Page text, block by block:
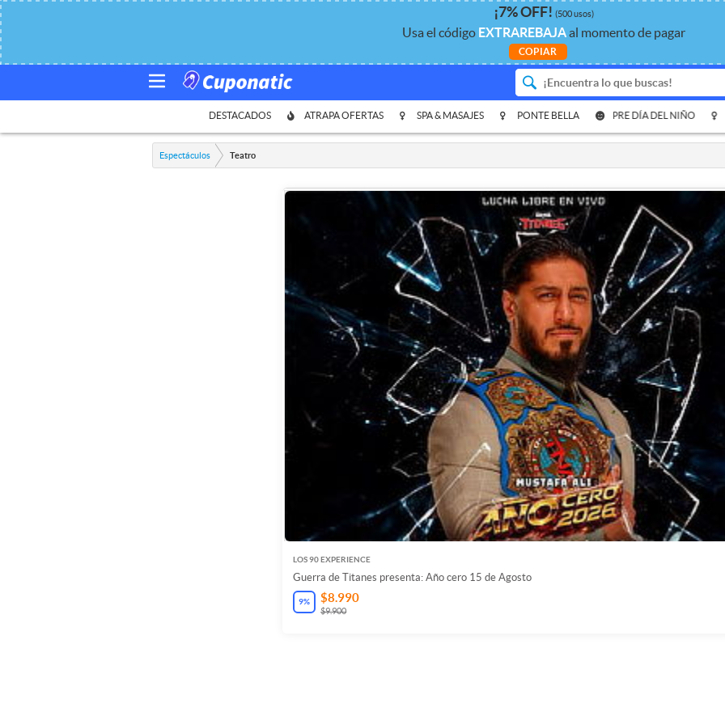
¡7%OFF! (500 usos)
Usa el código EXTRAREBAJAal momento de pagar
COPIAR
DESTACADOS ATRAPA OFERTAS SPA & MASAJES PONTE BELLA PRE DÍA DEL NIÑO
Espectáculos Teatro
LOS 90 EXPERIENCE
Guerra de Titanes presenta: Año cero 15 de Agosto
9% $8.990
$9.900